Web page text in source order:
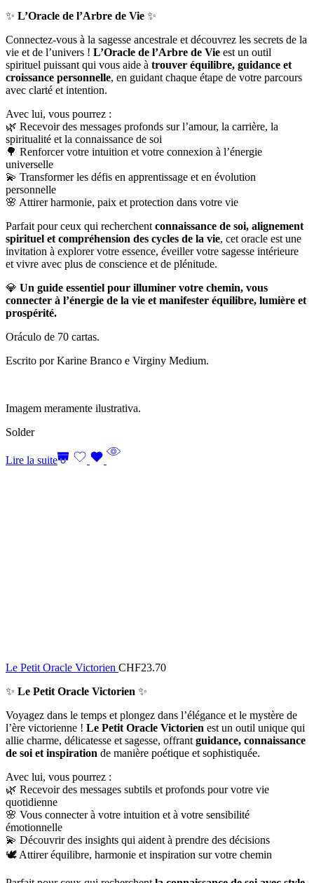
✨ L’Oracle de l’Arbre de Vie ✨
Connectez-vous à la sagesse ancestrale et découvrez les secrets de la
vie et de l’univers ! L’Oracle de l’Arbre de Vie est un outil
spirituel puissant qui vous aide à trouver équilibre, guidance et
croissance personnelle, en guidant chaque étape de votre parcours
avec clarté et intention.
Avec lui, vous pourrez :
🌿 Recevoir des messages profonds sur l’amour, la carrière, la
spiritualité et la connaissance de soi
🌳 Renforcer votre intuition et votre connexion à l’énergie
universelle
💫 Transformer les défis en apprentissage et en évolution
personnelle
🌸 Attirer harmonie, paix et protection dans votre vie
Parfait pour ceux qui recherchent connaissance de soi, alignement
spirituel et compréhension des cycles de la vie, cet oracle est une
invitation à explorer votre essence, éveiller votre sagesse intérieure
et vivre avec plus de conscience et de plénitude.
💎 Un guide essentiel pour illuminer votre chemin, vous
connecter à l’énergie de la vie et manifester équilibre, lumière et
prospérité.
Oráculo de 70 cartas.
Escrito por Karine Branco e Virginy Medium.
Imagem meramente ilustrativa.
Solder
Lire la suite
Le Petit Oracle Victorien CHF23.70
✨ Le Petit Oracle Victorien ✨
Voyagez dans le temps et plongez dans l’élégance et le mystère de
l’ère victorienne ! Le Petit Oracle Victorien est un outil unique qui
allie charme, délicatesse et sagesse, offrant guidance, connaissance
de soi et inspiration de manière poétique et sophistiquée.
Avec lui, vous pourrez :
🌿 Recevoir des messages subtils et profonds pour votre vie
quotidienne
🌸 Vous connecter à votre intuition et à votre sensibilité
émotionnelle
💫 Découvrir des insights qui aident à prendre des décisions
🕊️ Attirer équilibre, harmonie et inspiration sur votre chemin